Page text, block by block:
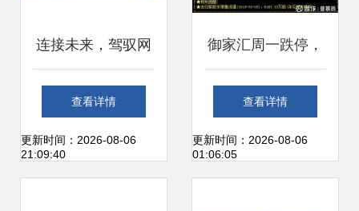
连接未来，驾驭网
络 —— 计算机网
络技术专业深度解
查看详情
更新时间：2026-08-06
21:09:40
御家汇周一跌停，
主升浪究竟是否落
幕？——基于技术
查看详情
更新时间：2026-08-06
01:06:05